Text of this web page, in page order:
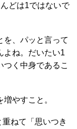
どは1ではないで
を、パッと言って
よね。だいたい1
く中身であるこ
やすこと。
ねて「思いつき